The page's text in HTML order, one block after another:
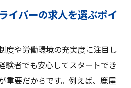
イバーの求人を選ぶポイ
度や労働環境の充実度に注目し
験者でも安心してスタートでき
重要だからです。例えば、鹿屋